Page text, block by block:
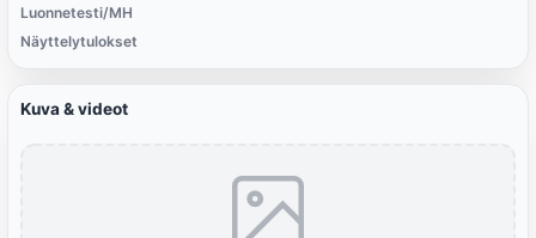
Luonnetesti/MH
Näyttelytulokset
Kuva & videot